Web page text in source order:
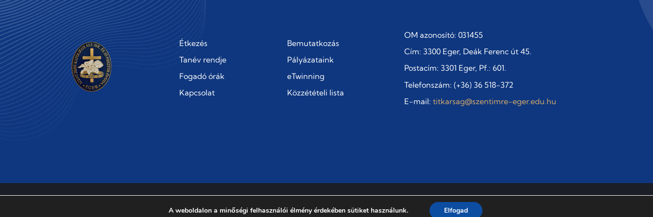
Étkezés
Tanév rendje
Fogadó órák
Kapcsolat
Bemutatkozás
Pályázataink
eTwinning
Közzétételi lista
OM azonosító: 031455
Cím: 3300 Eger, Deák Ferenc út 45.
Postacím: 3301 Eger, Pf.: 601.
Telefonszám: (+36) 36 518-372
E-mail:titkarsag@szentimre-eger.edu.hu
A weboldalon a minőségi felhasználói élmény érdekében sütiket használunk. Elfogad